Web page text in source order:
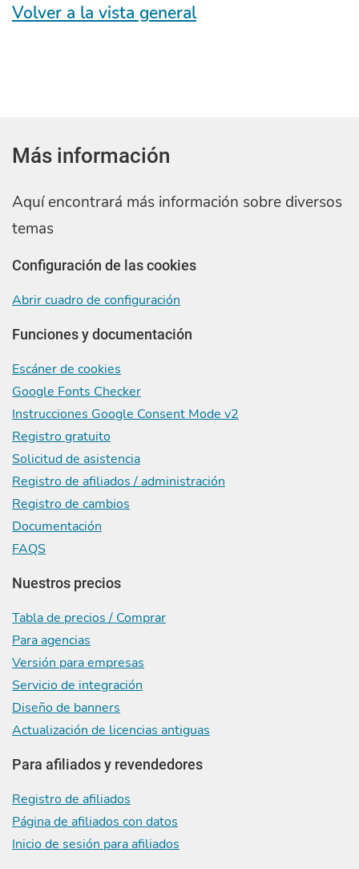
Volver a la vista general
Más información
Aquí encontrará más información sobre diversos
temas
Configuración de las cookies
Abrir cuadro de configuración
Funciones y documentación
Escáner de cookies
Google Fonts Checker
Instrucciones Google Consent Mode v2
Registro gratuito
Solicitud de asistencia
Registro de afiliados / administración
Registro de cambios
Documentación
FAQS
Nuestros precios
Tabla de precios / Comprar
Para agencias
Versión para empresas
Servicio de integración
Diseño de banners
Actualización de licencias antiguas
Para afiliados y revendedores
Registro de afiliados
Página de afiliados con datos
Inicio de sesión para afiliados